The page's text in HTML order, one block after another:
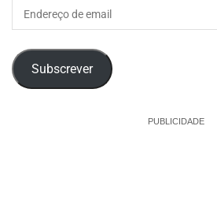
Subscrever
PUBLICIDADE